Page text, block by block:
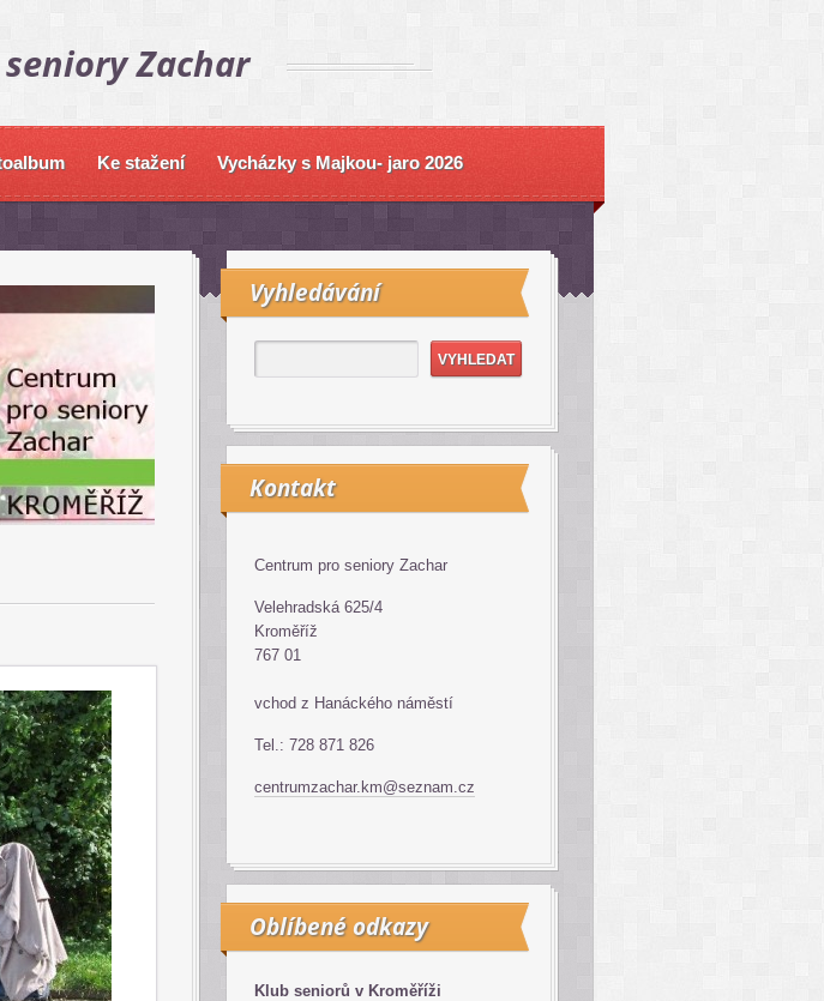
Zachar
Ke stažení Vycházky s Majkou- jaro 2026
Vyhledávání
Kontakt
Centrum pro seniory Zachar
Velehradská 625/4
Kroměříž
767 01
vchod z Hanáckého náměstí
Tel.: 728 871 826
centrumzachar.km@seznam.cz
Oblíbené odkazy
Klub seniorů v Kroměříži